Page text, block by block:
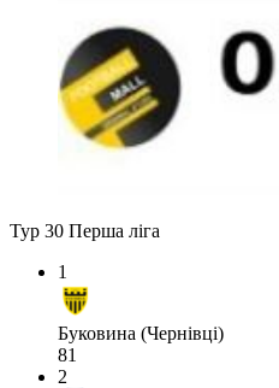
Тур 30 Перша ліга
1
Буковина (Чернівці)
81
2